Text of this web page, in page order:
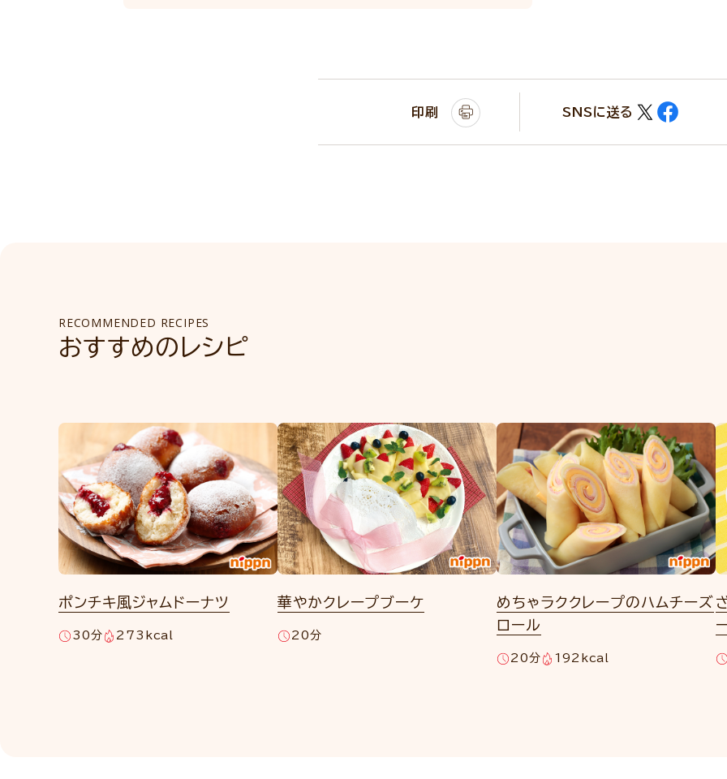
印刷 SNSに送る
RECOMMENDED RECIPES
おすすめのレシピ
ポンチキ風ジャムドーナツ
30分 273kcal
華やかクレープブーケ
20分
めちゃラククレープのハムチーズ
ロール
20分 192kcal